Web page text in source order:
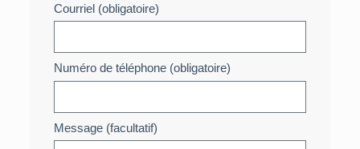
Courriel (obligatoire)
Numéro de téléphone (obligatoire)
Message (facultatif)